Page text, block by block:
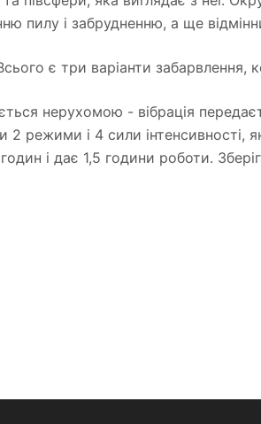
пилу і забрудненню, а ще
є три варіанти забарвлення,
нерухомою - вібрація
режими і 4 сили інтенсивності,
і дає 1,5 години роботи.